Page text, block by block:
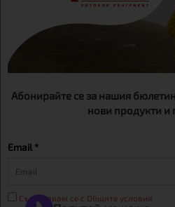
Абонирайте се за нашия
нови продукти
Email *
Съгласявам се с Общите условия
Екстрем спорт ЕООД,